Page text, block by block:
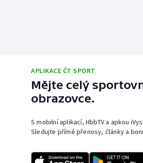
APLIKACE ČT SPORT
Mějte celý
obrazovce.
S mobilní aplikací, HbbTV a apkou
Sledujte přímé přenosy, články a